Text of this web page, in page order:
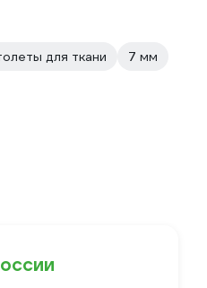
для ткани
7 мм